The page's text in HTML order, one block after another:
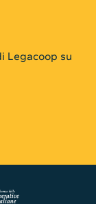
Legacoop su